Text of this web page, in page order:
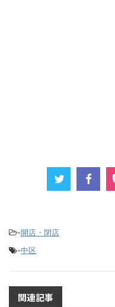
-開店・閉店
-中区
関連記事